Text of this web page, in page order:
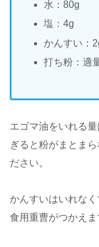
水：80g
塩：4g
かんすい：
打ち粉：適
エゴマ油をいれる
ぎると粉がまとま
ださい。
かんすいはいれな
食用重曹がつかえま